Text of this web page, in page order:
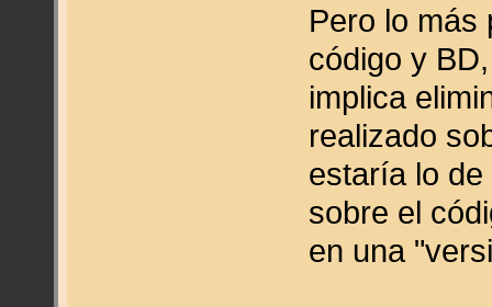
Pero lo más
código y
implica
realizado
estaría lo
sobre el
en una